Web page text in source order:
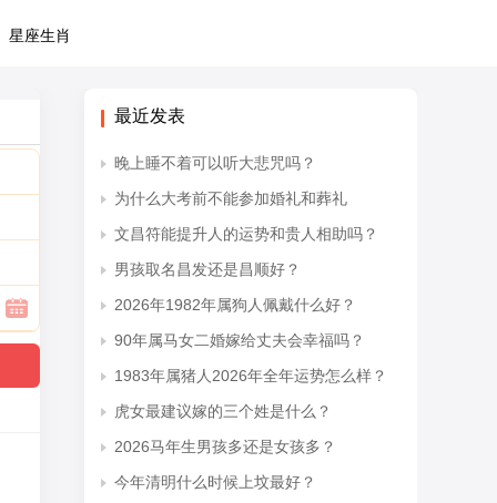
星座生肖
最近发表
晚上睡不着可以听大悲咒吗？
为什么大考前不能参加婚礼和葬礼
文昌符能提升人的运势和贵人相助吗？
男孩取名昌发还是昌顺好？
2026年1982年属狗人佩戴什么好？
90年属马女二婚嫁给丈夫会幸福吗？
1983年属猪人2026年全年运势怎么样？
虎女最建议嫁的三个姓是什么？
2026马年生男孩多还是女孩多？
今年清明什么时候上坟最好？